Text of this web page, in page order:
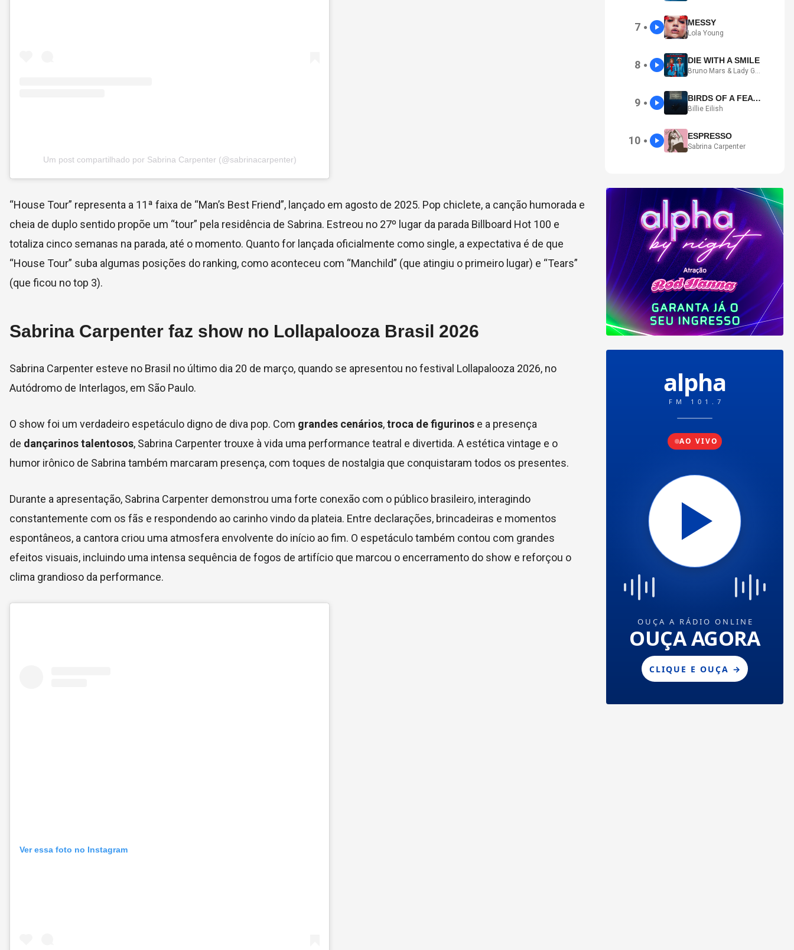
Um post compartilhado por Sabrina Carpenter (@sabrinacarpenter)
“House Tour” representa a 11ª faixa de “Man’s Best Friend”, lançado em agosto de 2025. Pop chiclete, a canção humorada e
cheia de duplo sentido propõe um “tour” pela residência de Sabrina. Estreou no 27º lugar da parada Billboard Hot 100 e
totaliza cinco semanas na parada, até o momento. Quanto for lançada oficialmente como single, a expectativa é de que
“House Tour” suba algumas posições do ranking, como aconteceu com “Manchild” (que atingiu o primeiro lugar) e “Tears”
(que ficou no top 3).
Sabrina Carpenter faz show no Lollapalooza Brasil 2026
Sabrina Carpenter esteve no Brasil no último dia 20 de março, quando se apresentou no festival Lollapalooza 2026, no
Autódromo de Interlagos, em São Paulo.
O show foi um verdadeiro espetáculo digno de diva pop. Com grandes cenários,troca de figurinos e a presença
de dançarinos talentosos, Sabrina Carpenter trouxe à vida uma performance teatral e divertida. A estética vintage e o
humor irônico de Sabrina também marcaram presença, com toques de nostalgia que conquistaram todos os presentes.
Durante a apresentação, Sabrina Carpenter demonstrou uma forte conexão com o público brasileiro, interagindo
constantemente com os fãs e respondendo ao carinho vindo da plateia. Entre declarações, brincadeiras e momentos
espontâneos, a cantora criou uma atmosfera envolvente do início ao fim. O espetáculo também contou com grandes
efeitos visuais, incluindo uma intensa sequência de fogos de artifício que marcou o encerramento do show e reforçou o
clima grandioso da performance.
Ver essa foto no Instagram
7 ● MESSY
Lola Young
8 ● DIE WITH A SMILE
Bruno Mars & Lady Gaga
9 ● BIRDS OF A FEATHER
Billie Eilish
10 ● ESPRESSO
Sabrina Carpenter